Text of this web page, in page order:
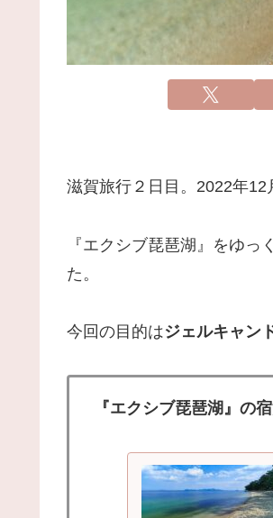
滋賀旅行２日目。2022年12
『エクシブ琵琶湖』をゆ
た。
今回の目的はジェルキャン
『エクシブ琵琶湖』の